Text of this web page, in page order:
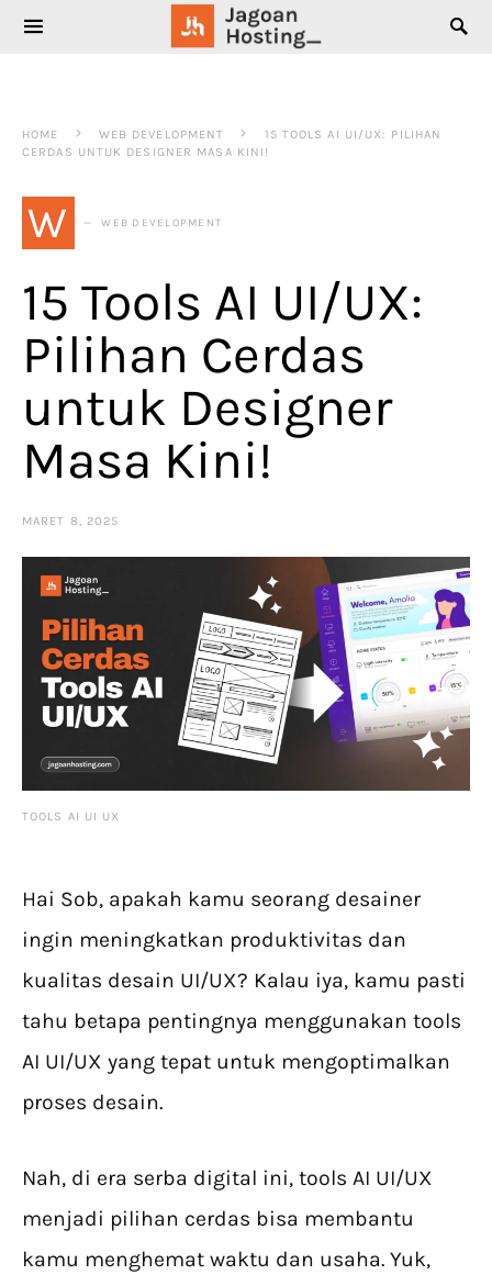
SEARCH FOR:
HOME WEB DEVELOPMENT
15 TOOLS AI UI/UX: PILIHAN
CERDAS UNTUK DESIGNER MASA KINI!
W WEB DEVELOPMENT
15 Tools AI UI/UX:
Pilihan Cerdas
untuk Designer
Masa Kini!
MARET 8, 2025
TOOLS AI UI UX
Hai Sob, apakah kamu seorang desainer
ingin meningkatkan produktivitas dan
kualitas desain UI/UX? Kalau iya, kamu pasti
tahu betapa pentingnya menggunakan tools
AI UI/UX yang tepat untuk mengoptimalkan
proses desain.
Nah, di era serba digital ini, tools AI UI/UX
menjadi pilihan cerdas bisa membantu
kamu menghemat waktu dan usaha. Yuk,